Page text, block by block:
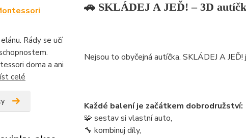
Rády se učí
doma a ani
celé
🚗 SKLÁDEJ A JEĎ! – 3D
Nejsou to obyčejná autíčka. SKLÁDEJ A
Každé balení je začátkem dobrodružství:
🧩 sestav si vlastní auto,
🔧 kombinuj díly,